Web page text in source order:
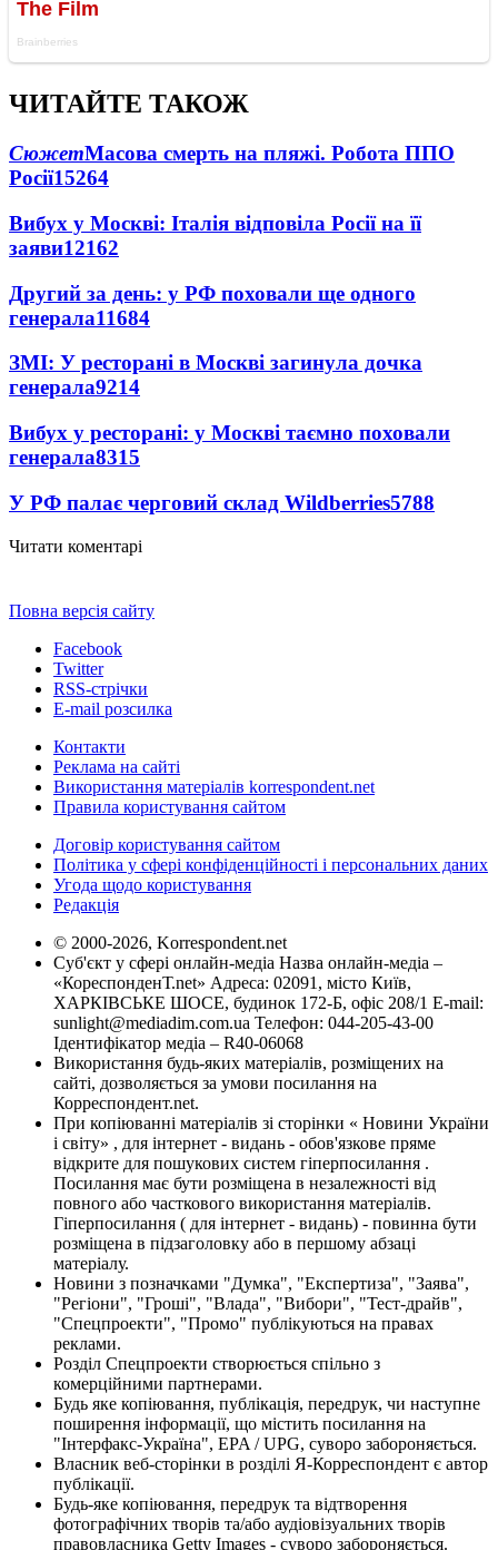
ЧИТАЙТЕ ТАКОЖ
СюжетМасова смерть на пляжі. Робота ППО
Росії15264
Вибух у Москві: Італія відповіла Росії на її
заяви12162
Другий за день: у РФ поховали ще одного
генерала11684
ЗМІ: У ресторані в Москві загинула дочка
генерала9214
Вибух у ресторані: у Москві таємно поховали
генерала8315
У РФ палає черговий склад Wildberries5788
Читати коментарі
Повна версія сайту
Facebook
Twitter
RSS-стрічки
E-mail розсилка
Контакти
Реклама на сайті
Використання матеріалів korrespondent.net
Правила користування сайтом
Договір користування сайтом
Політика у сфері конфіденційності і персональних даних
Угода щодо користування
Редакція
© 2000-2026, Korrespondent.net
Суб'єкт у сфері онлайн-медіа Назва онлайн-медіа –
«КореспонденТ.net» Адреса: 02091, місто Київ,
ХАРКІВСЬКЕ ШОСЕ, будинок 172-Б, офіс 208/1 E-mail:
sunlight@mediadim.com.ua Телефон: 044-205-43-00
Ідентифікатор медіа – R40-06068
Використання будь-яких матеріалів, розміщених на
сайті, дозволяється за умови посилання на
Корреспондент.net.
При копіюванні матеріалів зі сторінки « Новини України
і світу» , для інтернет - видань - обов'язкове пряме
відкрите для пошукових систем гіперпосилання .
Посилання має бути розміщена в незалежності від
повного або часткового використання матеріалів.
Гіперпосилання ( для інтернет - видань) - повинна бути
розміщена в підзаголовку або в першому абзаці
матеріалу.
Новини з позначками "Думка", "Експертиза", "Заява",
"Регіони", "Гроші", "Влада", "Вибори", "Тест-драйв",
"Спецпроекти", "Промо" публікуються на правах
реклами.
Розділ Спецпроекти створюється спільно з
комерційними партнерами.
Будь яке копіювання, публікація, передрук, чи наступне
поширення інформації, що містить посилання на
"Інтерфакс-Україна", EPA / UPG, суворо забороняється.
Власник веб-сторінки в розділі Я-Корреспондент є автор
публікації.
Будь-яке копіювання, передрук та відтворення
фотографічних творів та/або аудіовізуальних творів
правовласника Getty Images - суворо забороняється.